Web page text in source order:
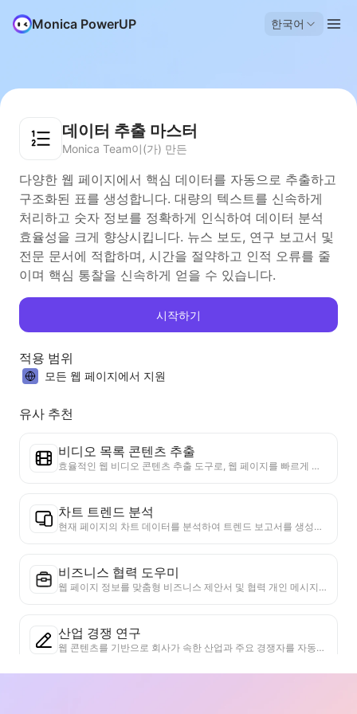
Monica PowerUP 한국어
데이터 추출 마스터
Monica Team이(가) 만든
다양한 웹 페이지에서 핵심 데이터를 자동으로 추출하고
구조화된 표를 생성합니다. 대량의 텍스트를 신속하게
처리하고 숫자 정보를 정확하게 인식하여 데이터 분석
효율성을 크게 향상시킵니다. 뉴스 보도, 연구 보고서 및
전문 문서에 적합하며, 시간을 절약하고 인적 오류를 줄
이며 핵심 통찰을 신속하게 얻을 수 있습니다.
시작하기
적용 범위
모든 웹 페이지에서 지원
유사 추천
비디오 목록 콘텐츠 추출
효율적인 웹 비디오 콘텐츠 추출 도구로, 웹 페이지를 빠르게 스캔하고 비디오 정보를 구조화된 Markdown 표로 정리할 수 있습니다.
차트 트렌드 분석
현재 페이지의 차트 데이터를 분석하여 트렌드 보고서를 생성합니다. 인기 카테고리, 빠르게 상승하는 제품 유형 및 신흥 기술을 식별합니다. 즉각적인 시장 통찰력을 제공하여 최신 제품 트렌드와 시장 동향을 이해하는 데 도움을 줍니다.
비즈니스 협력 도우미
웹 페이지 정보를 맞춤형 비즈니스 제안서 및 협력 개인 메시지로 변환하고, 준비된 템플릿과 후속 가이드를 제공하여 협업 프로세스를 간소화합니다.
산업 경쟁 연구
웹 콘텐츠를 기반으로 회사가 속한 산업과 주요 경쟁자를 자동으로 식별합니다. 시장 점유율, 제품 비교 및 SWOT 분석을 포함한 상세한 경쟁 구도 분석 보고서를 생성하여 기업의 산업 내 위치를 이해하는 데 도움을 줍니다.